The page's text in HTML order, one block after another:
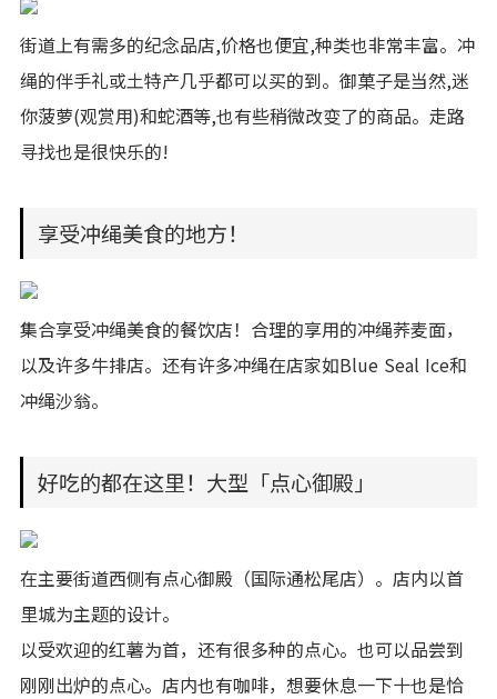
街道上有需多的纪念品店,价格也便宜,种类也非常丰富。冲
绳的伴手礼或土特产几乎都可以买的到。御菓子是当然,迷
你菠萝(观赏用)和蛇酒等,也有些稍微改变了的商品。走路
寻找也是很快乐的!
享受冲绳美食的地方！
集合享受冲绳美食的餐饮店！合理的享用的冲绳荞麦面，
以及许多牛排店。还有许多冲绳在店家如Blue Seal Ice和
冲绳沙翁。
好吃的都在这里！大型「点心御殿」
在主要街道西侧有点心御殿（国际通松尾店）。店内以首
里城为主题的设计。
以受欢迎的红薯为首，还有很多种的点心。也可以品尝到
刚刚出炉的点心。店内也有咖啡，想要休息一下十也是恰